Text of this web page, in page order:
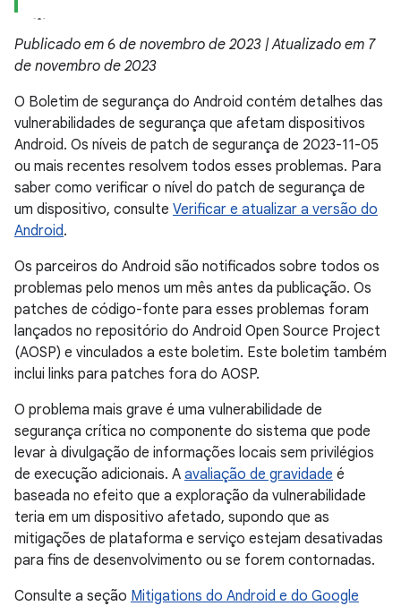
Publicado em 6 de novembro de 2023 | Atualizado em 7
de novembro de 2023
O Boletim de segurança do Android contém detalhes das
vulnerabilidades de segurança que afetam dispositivos
Android. Os níveis de patch de segurança de 2023-11-05
ou mais recentes resolvem todos esses problemas. Para
saber como verificar o nível do patch de segurança de
um dispositivo, consulte Verificar e atualizar a versão do
Android.
Os parceiros do Android são notificados sobre todos os
problemas pelo menos um mês antes da publicação. Os
patches de código-fonte para esses problemas foram
lançados no repositório do Android Open Source Project
(AOSP) e vinculados a este boletim. Este boletim também
inclui links para patches fora do AOSP.
O problema mais grave é uma vulnerabilidade de
segurança crítica no componente do sistema que pode
levar à divulgação de informações locais sem privilégios
de execução adicionais. A avaliação de gravidade é
baseada no efeito que a exploração da vulnerabilidade
teria em um dispositivo afetado, supondo que as
mitigações de plataforma e serviço estejam desativadas
para fins de desenvolvimento ou se forem contornadas.
Consulte a seção Mitigations do Android e do Google